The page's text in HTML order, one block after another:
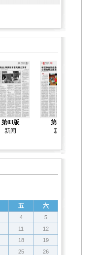
第03版
新闻
第04版
新闻
五 六
4
5
11
12
18
19
25
26